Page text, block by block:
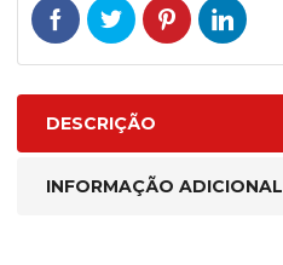
DESCRIÇÃO
INFORMAÇÃO ADICIONAL